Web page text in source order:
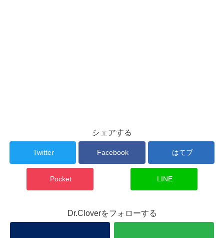
シェアする
Twitter Facebook はてブ
Pocket LINE
Dr.Cloverをフォローする